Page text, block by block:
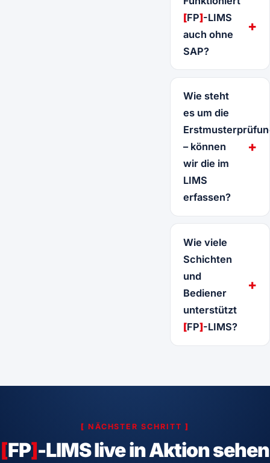
[FP]-LIMS
auch ohne
SAP?
Wie steht
es um die
– können
wir die im
LIMS
erfassen?
Wie viele
Schichten
und
Bediener
unterstützt
[FP]-LIMS?
[ NÄCHSTER SCHRITT]
[FP]-LIMS live in Aktion sehen